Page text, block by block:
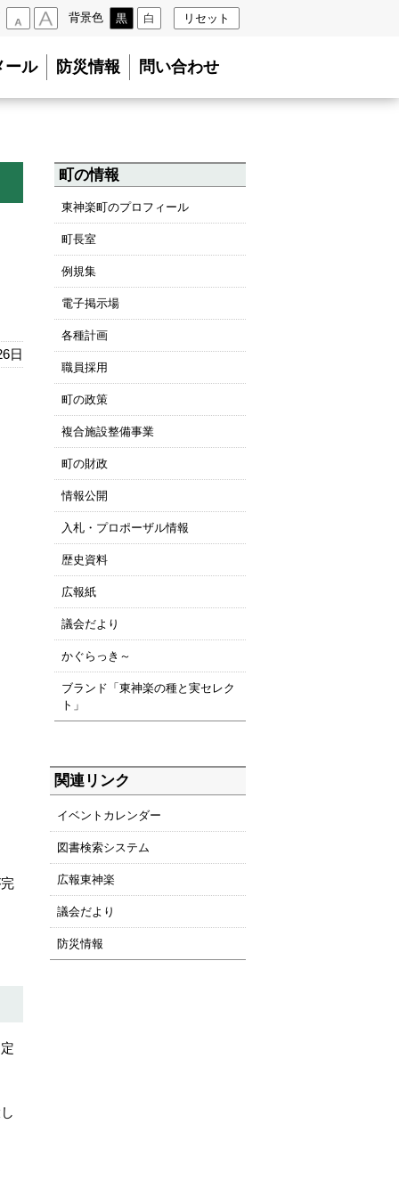
背景色 黒 白 リセット
ール 防災情報 問い合わせ
日
町の情報
東神楽町のプロフィール
町長室
例規集
電子掲示場
各種計画
職員採用
町の政策
複合施設整備事業
町の財政
情報公開
入札・プロポーザル情報
歴史資料
広報紙
議会だより
かぐらっき～
ブランド「東神楽の種と実セレク
ト」
関連リンク
イベントカレンダー
図書検索システム
広報東神楽
議会だより
防災情報